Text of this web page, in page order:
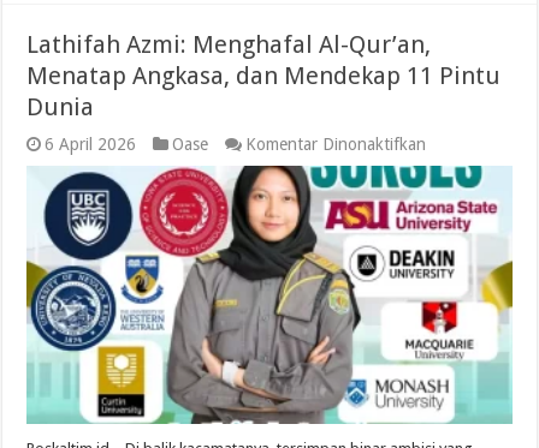
Lathifah Azmi: Menghafal Al-Qur’an,
Menatap Angkasa, dan Mendekap 11 Pintu
Dunia
6 April 2026 Oase Komentar Dinonaktifkan
Lathifah
Azmi:
Menghafal
Al-
Qur’an,
Menatap
Angkasa,
dan
Mendekap
11
Pintu
Dunia